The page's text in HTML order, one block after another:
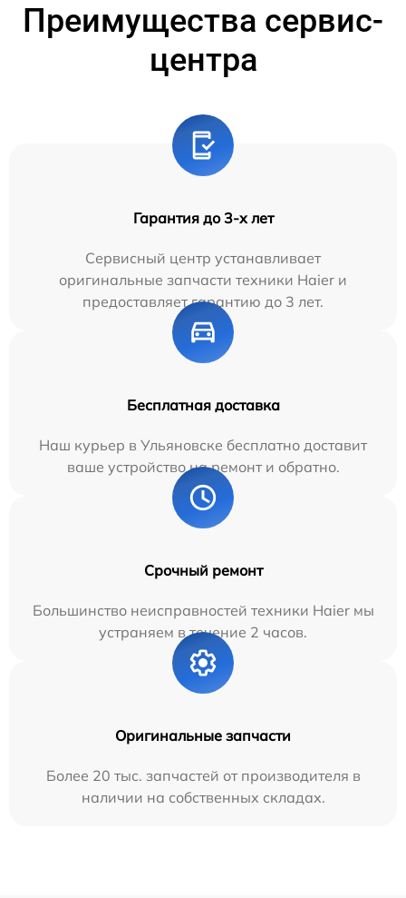
Преимущества сервис-
центра
Гарантия до 3-х лет
Сервисный центр устанавливает
оригинальные запчасти техники Haier и
предоставляет гарантию до 3 лет.
Бесплатная доставка
Наш курьер в Ульяновске бесплатно доставит
ваше устройство на ремонт и обратно.
Срочный ремонт
Большинство неисправностей техники Haier мы
устраняем в течение 2 часов.
Оригинальные запчасти
Более 20 тыс. запчастей от производителя в
наличии на собственных складах.